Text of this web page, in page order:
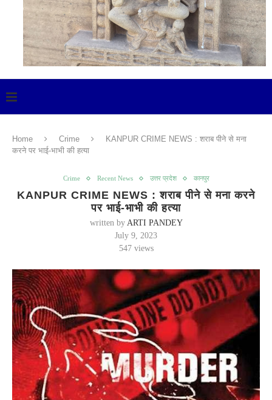
Home Crime
KANPUR CRIME NEWS : शराब पीने से मना
करने पर भाई-भाभी की हत्या
Crime Recent News उत्तर प्रदेश कानपुर
KANPUR CRIME NEWS : शराब पीने से मना करने
पर भाई-भाभी की हत्या
written by ARTI PANDEY
July 9, 2023
547views